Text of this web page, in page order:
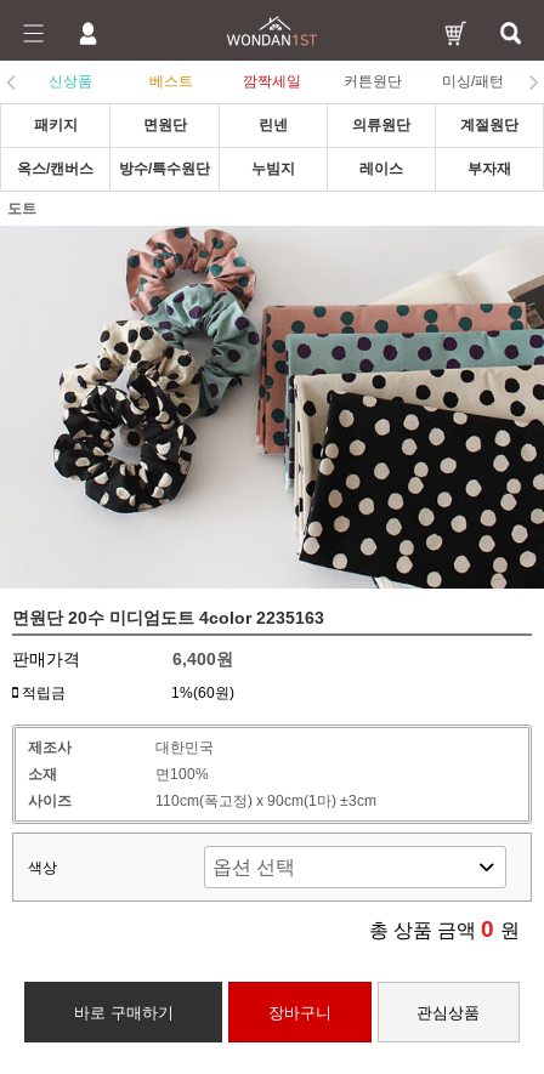
신상품 베스트 깜짝세일 커튼원단 미싱/패턴
패키지 면원단 린넨 의류원단 계절원단
옥스/캔버스 방수/특수원단 누빔지 레이스 부자재
도트
면원단 20수 미디엄도트 4color 2235163
판매가격 6,400원
적립금 1%(60원)
제조사
대한민국
소재
면100%
사이즈
110cm(폭고정) x 90cm(1마) ±3cm
색상
총 상품 금액 0 원
바로 구매하기 장바구니 관심상품